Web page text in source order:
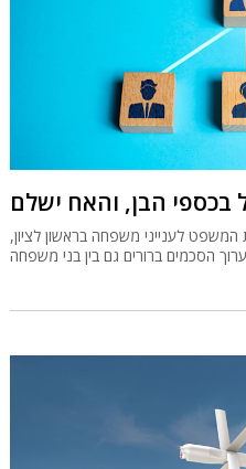
בכספי הבן, והאח ישלם
לענייני משפחה בראשון לציון,
הסכמים ברורים גם בין בני משפחה